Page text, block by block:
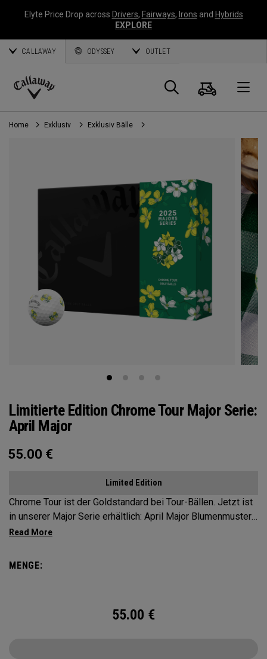
Elyte Price Drop across Drivers, Fairways, Irons and Hybrids
EXPLORE
CALLAWAY ODYSSEY OUTLET
Callaway
Golf
Suche
Home Exklusiv Exklusiv Bälle
Limitierte Edition Chrome Tour Major Serie:
April Major
55.00 €
Limited Edition
Chrome Tour ist der Goldstandard bei Tour-Bällen. Jetzt ist
in unserer Major Serie erhältlich: April Major Blumenmuster,
inspiriert vom Frühlingserblühen und den Traditionen des
MENGE:
55.00 €